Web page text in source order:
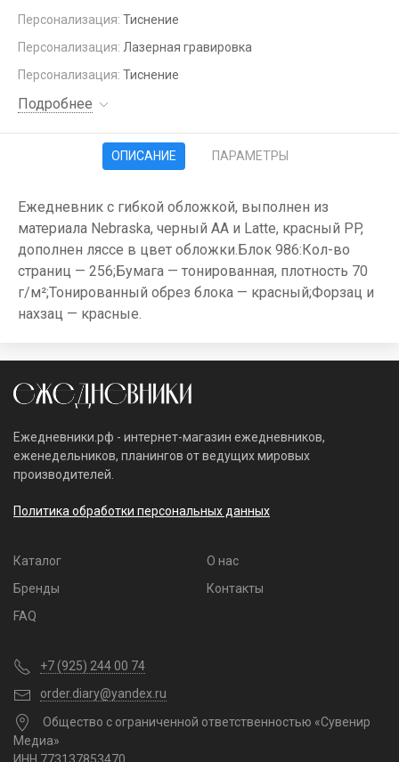
Персонализация: Тиснение
Персонализация: Лазерная гравировка
Персонализация: Тиснение
Подробнее
ОПИСАНИЕ ПАРАМЕТРЫ
Ежедневник с гибкой обложкой, выполнен из
материала Nebraska, черный АА и Latte, красный PP,
дополнен ляссе в цвет обложки.Блок 986:Кол-во
страниц — 256;Бумага — тонированная, плотность 70
г/м²;Тонированный обрез блока — красный;Форзац и
нахзац — красные.
Ежедневники.рф - интернет-магазин ежедневников,
еженедельников, планингов от ведущих мировых
производителей.
Политика обработки персональных данных
Каталог
Бренды
FAQ
О нас
Контакты
+7 (925) 244 00 74
order.diary@yandex.ru
Общество с ограниченной ответственностью «Сувенир
Медиа»